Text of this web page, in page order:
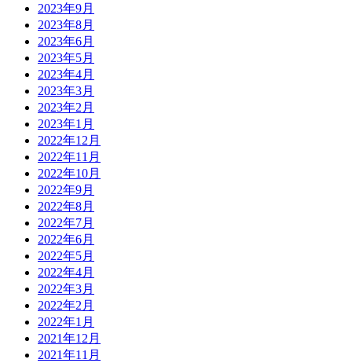
2023年9月
2023年8月
2023年6月
2023年5月
2023年4月
2023年3月
2023年2月
2023年1月
2022年12月
2022年11月
2022年10月
2022年9月
2022年8月
2022年7月
2022年6月
2022年5月
2022年4月
2022年3月
2022年2月
2022年1月
2021年12月
2021年11月